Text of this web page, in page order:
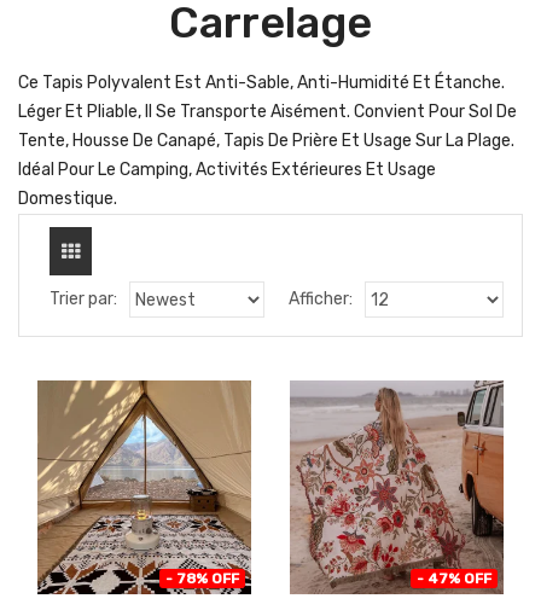
Carrelage
Ce Tapis Polyvalent Est Anti-Sable, Anti-Humidité Et Étanche.
Léger Et Pliable, Il Se Transporte Aisément. Convient Pour Sol De
Tente, Housse De Canapé, Tapis De Prière Et Usage Sur La Plage.
Idéal Pour Le Camping, Activités Extérieures Et Usage
Domestique.
Trier par: Afficher:
- 78% OFF - 47% OFF